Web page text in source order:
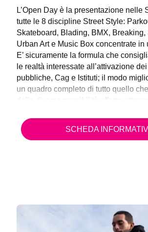
L’Open Day è la presentazione nelle
tutte le 8 discipline Street Style:
Skateboard, Blading, BMX, Breaking,
Urban Art e Music Box concentrate in
E’ sicuramente la formula che
le realtà interessate all’attivazione
pubbliche, Cag e Istituti; il modo
un quadro completo di tutto quello
delle diverse possibilità offerte
SCHEDA